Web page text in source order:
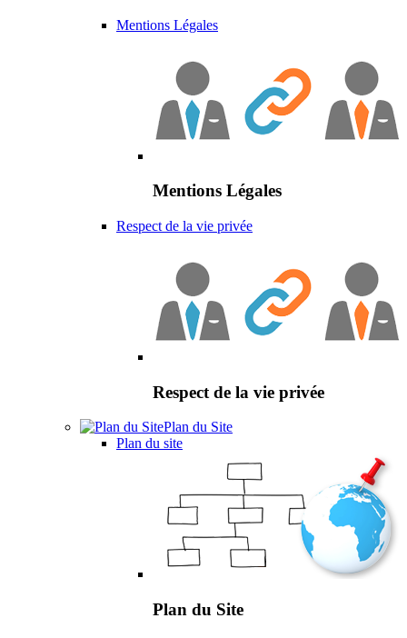
Mentions Légales
Mentions Légales
Respect de la vie privée
Respect de la vie privée
Plan du Site
Plan du site
Plan du Site